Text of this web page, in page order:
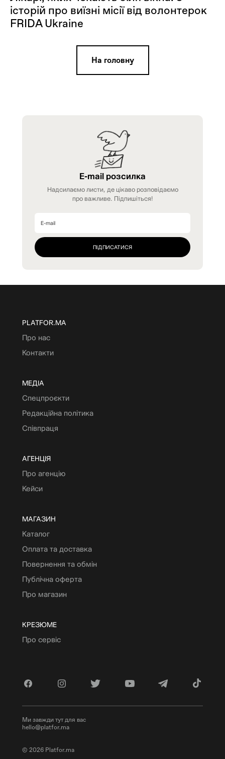
історій про виїзні місії від волонтерок
FRIDA Ukraine
На головну
E-mail розсилка
Надсилаємо листи, де цікаво розповідаємо
про важливе. Підпишіться!
PLATFOR.MA
Про нас
Контакти
МЕДІА
Спецпроєкти
Редакційна політика
Співпраця
АГЕНЦІЯ
Про агенцію
Кейси
МАГАЗИН
Каталог
Оплата та доставка
Повернення та обмін
Публічна оферта
Про магазин
КРЕЗЮМЕ
Про сервіс
Ми завжди тут для вас
hello@platfor.ma
© 2026 Platfor.ma